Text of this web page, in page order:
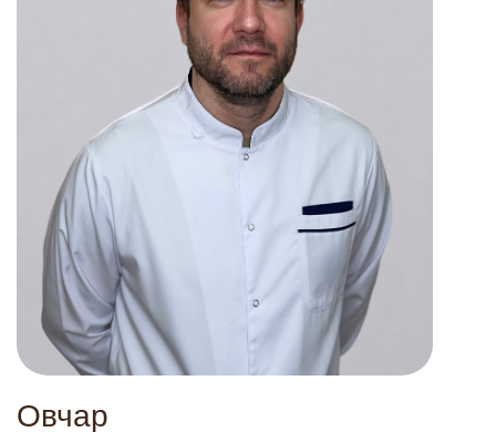
Все услуги
LPG-массаж